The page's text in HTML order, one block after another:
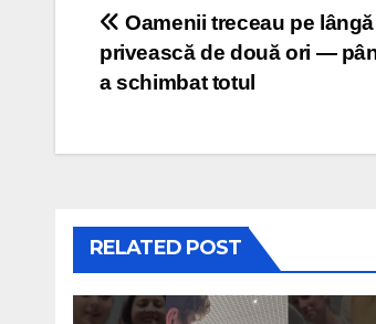
Post
navigation
Oamenii treceau pe
privească de două ori —
a schimbat totul
RELATED POST